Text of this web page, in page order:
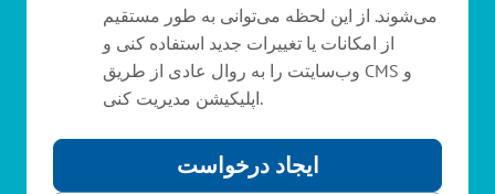
می‌شوند. از این لحظه می‌توانی به طور مستقیم
از امکانات یا تغییرات جدید استفاده کنی و
وب‌سایتت را به روال عادی از طریق CMS و
اپلیکیشن مدیریت کنی.
ایجاد درخواست